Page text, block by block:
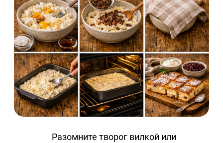
Разомните творог вилкой или